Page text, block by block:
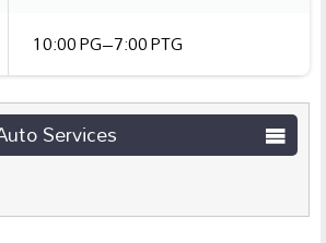
10:00 PG–7:00 PTG
Services